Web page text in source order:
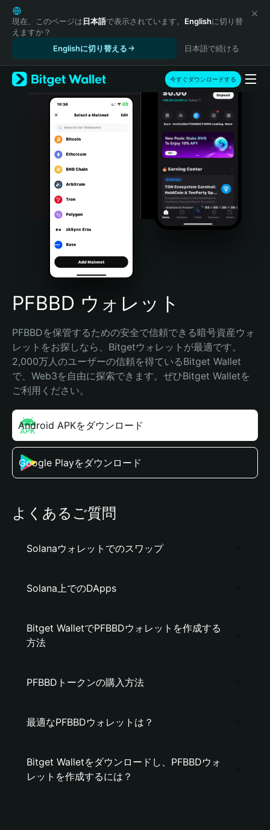
English
日本語
Tiếng Việt
Español (Latinoamérica)
Türkçe
Italiano
Português (Portugal)
Bahasa Indonesia
Português (Brasil)
Español (Argentina)
現在、このページは日本語で表示されています。 Englishに切り替
えますか？
Englishに切り替える
日本語で続ける
今すぐダウンロードする
PFBBD ウォレット
PFBBDを保管するための安全で信頼できる暗号資産ウォ
レットをお探しなら、Bitgetウォレットが最適です。
2,000万人のユーザーの信頼を得ているBitget Wallet
で、Web3を自由に探索できます。ぜひBitget Walletを
ご利用ください。
Android APKをダウンロード
Google Playをダウンロード
よくあるご質問
Solanaウォレットでのスワップ
Solana上でのDApps
Bitget WalletでPFBBDウォレットを作成する
方法
PFBBDトークンの購入方法
最適なPFBBDウォレットは？
Bitget Walletをダウンロードし、PFBBDウォ
レットを作成するには？